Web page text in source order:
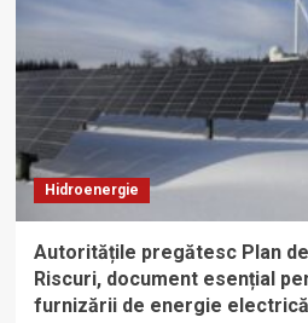
Hidroenergie
Autoritățile pregătesc Plan
Riscuri, document esențial
furnizării de energie electrică